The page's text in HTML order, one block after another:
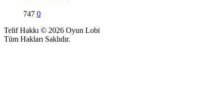
747 0
Telif Hakkı © 2026 Oyun Lobi
Tüm Hakları Saklıdır.